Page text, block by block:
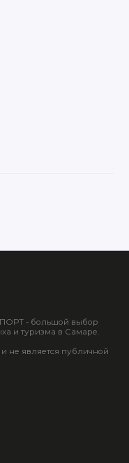
- большой выбор
и туризма в Самаре.
не является публичной